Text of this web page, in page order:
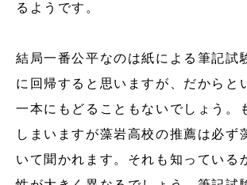
るようです。
結局一番公平なのは紙による筆記試
に回帰すると思いますが、だからと
一本にもどることもないでしょう。
しまいますが藻岩高校の推薦は必ず
いて聞かれます。それも知っている